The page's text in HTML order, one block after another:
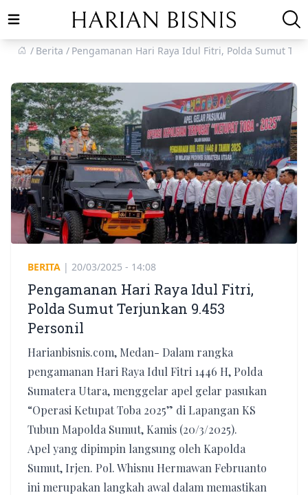
Open main menu
Berita
Pengamanan Hari Raya Idul Fitri, Polda Sumut
BERITA | 20/03/2025 - 14:08
Pengamanan Hari Raya Idul Fitri,
Polda Sumut Terjunkan 9.453
Personil
Harianbisnis.com, Medan- Dalam rangka
pengamanan Hari Raya Idul Fitri 1446 H, Polda
Sumatera Utara, menggelar apel gelar pasukan
“Operasi Ketupat Toba 2025” di Lapangan KS
Tubun Mapolda Sumut, Kamis (20/3/2025).
Apel yang dipimpin langsung oleh Kapolda
Sumut, Irjen. Pol. Whisnu Hermawan Februanto
ini merupakan langkah awal dalam memastikan